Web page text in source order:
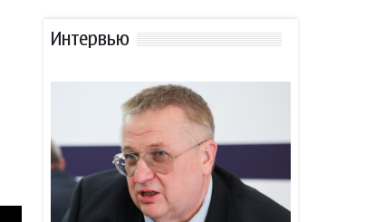
будущего Мерца
16:40
В некоторых районах
Азербайджана усилится
ветер— ПРЕДУПРЕЖДЕНИЕ
16:37
Трамп заявил, что может
превратить Швейцарию в
«проблемную страну»
Интервью